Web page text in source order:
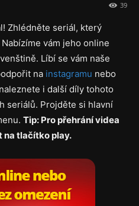
39
Zhlédněte seriál, který
vám jeho online
Líbí se vám naše
na instagramu nebo
i další díly tohoto
seriálů. Projděte si hlavní
Tip: Pro přehrání videa
na tlačítko play.